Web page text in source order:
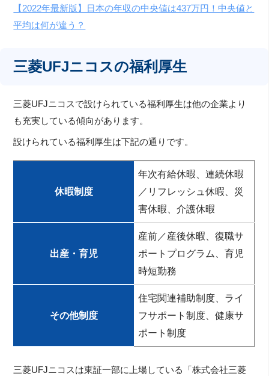
【2022年最新版】日本の年収の中央値は437万円！中央値と
平均は何が違う？
三菱UFJニコスの福利厚生
三菱UFJニコスで設けられている福利厚生は他の企業より
も充実している傾向があります。
設けられている福利厚生は下記の通りです。
休暇制度
年次有給休暇、連続休暇
／リフレッシュ休暇、災
害休暇、介護休暇
出産・育児
産前／産後休暇、復職サ
ポートプログラム、育児
時短勤務
その他制度
住宅関連補助制度、ライ
フサポート制度、健康サ
ポート制度
三菱UFJニコスは東証一部に上場している「株式会社三菱